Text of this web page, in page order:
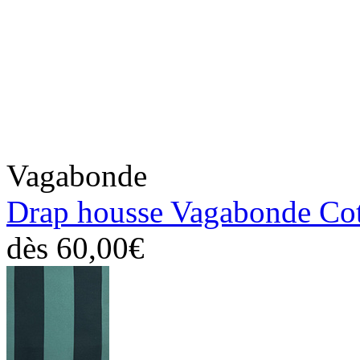
Vagabonde
Drap housse Vagabonde
dès 60,00€